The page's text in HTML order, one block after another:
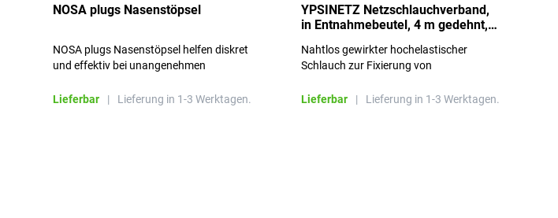
NOSA plugs Nasenstöpsel
NOSA plugs Nasenstöpsel helfen diskret
und effektiv bei unangenehmen
beeinträchtigen.
Lieferbar | Lieferung in 1-3 Werktagen.
YPSINETZ Netzschlauchverband,
in Entnahmebeutel, 4 m gedehnt,
Nahtlos gewirkter hochelastischer
Schlauch zur Fixierung von
Lieferbar
| Lieferung in 1-3 Werktagen.